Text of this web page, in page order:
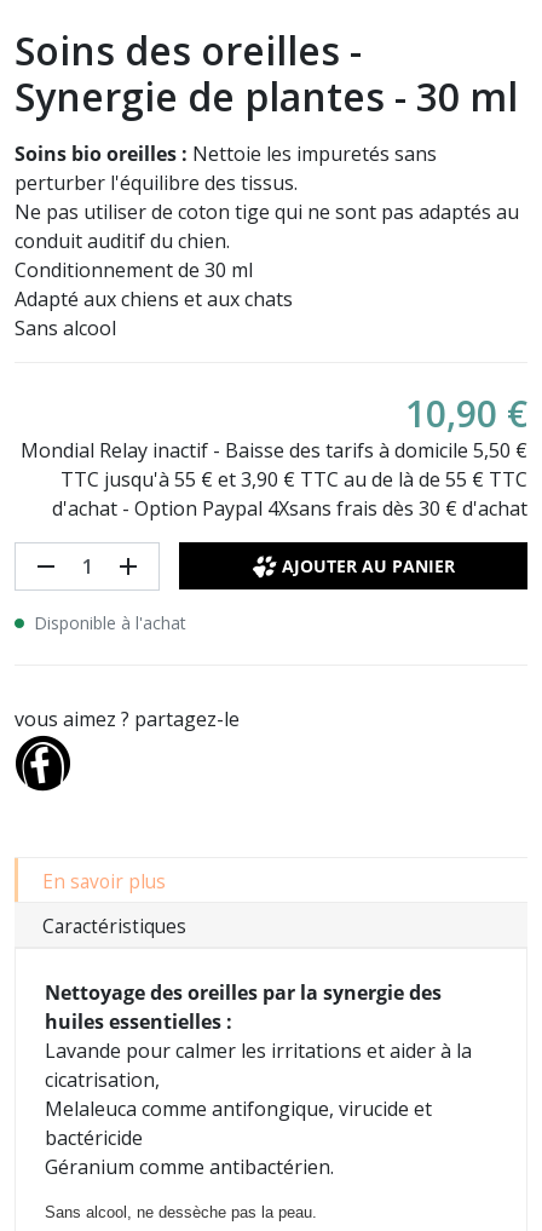
Soins des oreilles -
Synergie de plantes - 30 ml
Soins biooreilles : Nettoie les impuretés sans
perturber l'équilibre des tissus.
Ne pas utiliser de coton tige qui ne sont pas adaptés au
conduit auditif du chien.
Conditionnement de 30 ml
Adapté aux chiens et aux chats
Sans alcool
10,90 €
Mondial Relay inactif - Baisse des tarifs à domicile 5,50 €
TTC jusqu'à 55 € et 3,90 € TTC au de là de 55 € TTC
d'achat - Option Paypal 4Xsans frais dès 30 € d'achat
remove add AJOUTER AU PANIER
Disponible à l'achat
vous aimez ? partagez-le
En savoir plus
Caractéristiques
Nettoyage des oreilles par la synergie des
huiles essentielles :
Lavande pour calmer les irritations et aider à la
cicatrisation,
Melaleuca comme antifongique, virucide et
bactéricide
Géranium comme antibactérien.
Sans alcool, ne dessèche pas la peau.